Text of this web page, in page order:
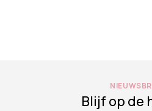
Blijf op de